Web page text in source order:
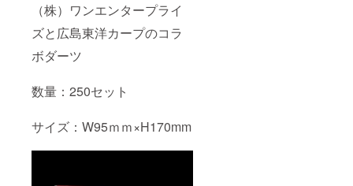
（株）ワンエンタープライ
ズと広島東洋カープのコラ
ボダーツ
数量：250セット
サイズ：W95ｍｍ×H170mm